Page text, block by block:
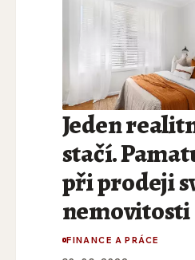
Jeden
stačí.
při prodeji
nemovitosti
FINANCE A PRÁCE